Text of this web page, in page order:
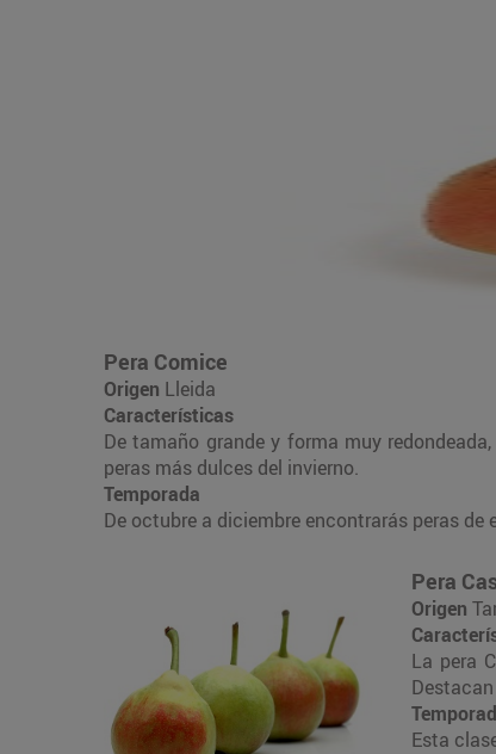
Pera Comice
Origen Lleida
Características
De tamaño grande y forma muy
peras más dulces del invierno.
Temporada
De octubre a diciembre encontrarás peras de
Pera
Origen
La pera
Esta